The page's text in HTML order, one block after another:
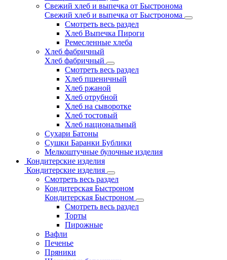
Свежий хлеб и выпечка от Быстронома
Свежий хлеб и выпечка от Быстронома
Смотреть весь раздел
Хлеб Выпечка Пироги
Ремесленные хлеба
Хлеб фабричный
Хлеб фабричный
Смотреть весь раздел
Хлеб пшеничный
Хлеб ржаной
Хлеб отрубной
Хлеб на сыворотке
Хлеб тостовый
Хлеб национальный
Сухари Батоны
Сушки Баранки Бублики
Мелкоштучные булочные изделия
Кондитерские изделия
Кондитерские изделия
Смотреть весь раздел
Кондитерская Быстроном
Кондитерская Быстроном
Смотреть весь раздел
Торты
Пирожные
Вафли
Печенье
Пряники